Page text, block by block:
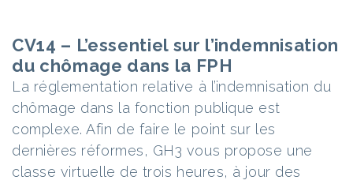
CV14 – L’essentiel sur l’indemnisation
du chômage dans la FPH
La réglementation relative à l’indemnisation du
chômage dans la fonction publique est
complexe. Afin de faire le point sur les
dernières réformes, GH3 vous propose une
classe virtuelle de trois heures, à jour des